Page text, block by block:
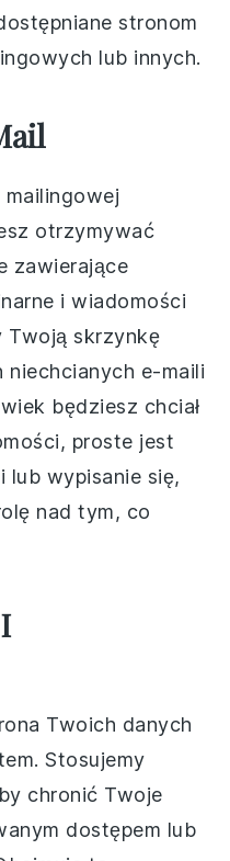
stronom
lub innych.
otrzymywać
zawierające
i wiadomości
Twoją skrzynkę
e-maili
będziesz chciał
proste jest
lub wypisanie się,
nad tym, co
Twoich danych
Stosujemy
chronić Twoje
dostępem lub